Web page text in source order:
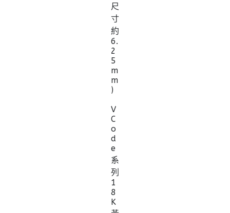
尺
寸
約
6.
2
5
m
m
)
V
C
o
d
e
系
列
1
8
K